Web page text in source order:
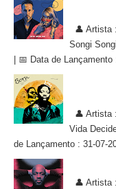
👤 Artista
Songi
| 📅 Data de
👤 Artista
Vida
de Lançamento : 31-07-
👤 Artista